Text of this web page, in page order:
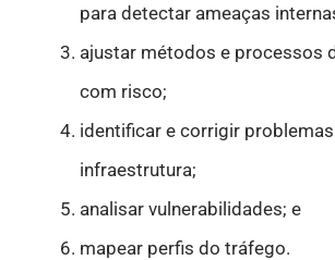
para detectar ameaças
ajustar métodos e processos
com risco;
identificar e corrigir problemas
infraestrutura;
analisar vulnerabilidades; e
mapear perfis do tráfego.